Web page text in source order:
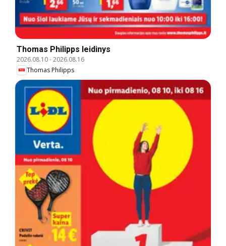
Thomas Philipps leidinys
2026.08.10-2026.08.16
Thomas Philipps